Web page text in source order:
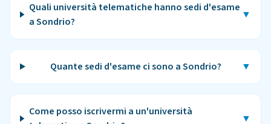
Quali università telematiche hanno sedi d'esame
a Sondrio?
▼
Quante sedi d'esame ci sono a Sondrio? ▼
Come posso iscrivermi a un'università
▼